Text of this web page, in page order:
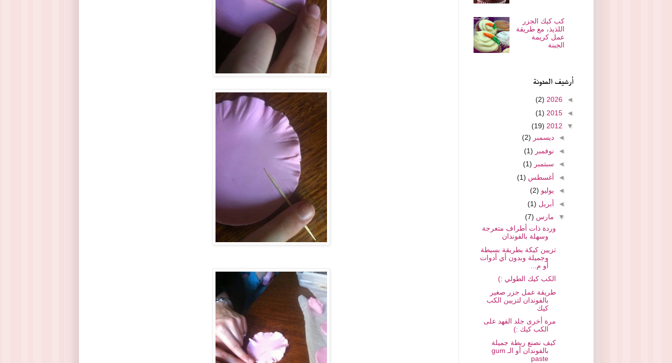
كب كيك الجزر
اللذيذ، مع طريقة
عمل كريمة
الجبنة
أرشيف المدونة
◄
2026
(2)
◄
2015
(1)
▼
2012
(19)
◄ديسمبر (2)
◄ نوفمبر (1)
◄ سبتمبر (1)
◄ أغسطس (1)
◄ يوليو (2)
◄ أبريل (1)
▼ مارس (7)
وردة ذات أطراف متعرجة
وسهلة بالفوندان
تزيين كيكة بطريقة بسيطة
وجميلة وبدون أي أدوات
أو م...
الكب كيك الطولي :)
طريقة عمل جزر صغير
بالفوندان لتزيين الكب
كيك
مرة أخرى جلد الفهد على
الكب كيك :)
كيف نصنع ربطة جميلة
بالفوندان أو الـ gum
paste